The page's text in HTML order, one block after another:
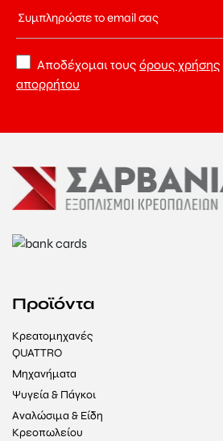
Αποδέχομαι τους όρους χρήσης
απορρήτου
Προϊόντα
Κρεατομηχανές
QUATTRO
Μηχανήματα
Ψυγεία & Πάγκοι
Αναλώσιμα & Είδη
Κρεοπωλείου